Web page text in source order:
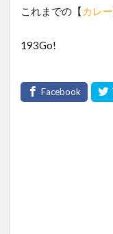
これまでの【 カレー
193Go!